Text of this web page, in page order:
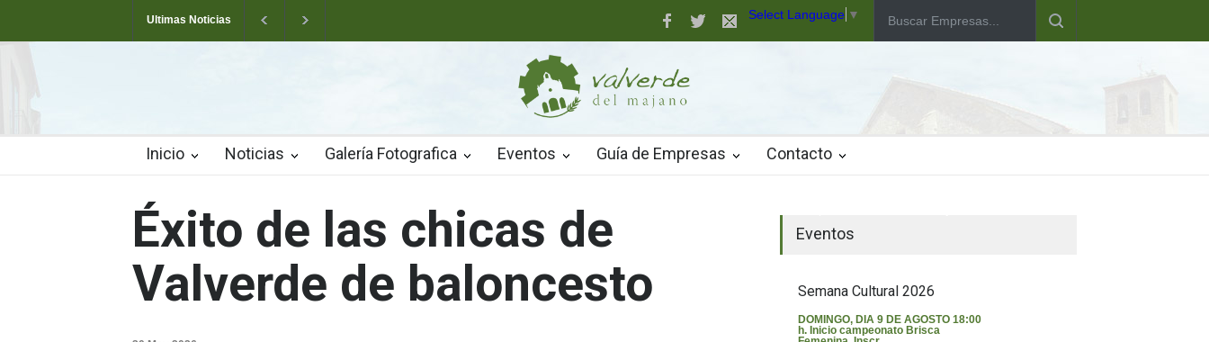
Select Language ▼
Ultimas Noticias
Taller de robótica para jóvenes
Las pistas municipales de pádel estrenan un nuevo pavimento de césped artificial de alta calidad
Inicio Noticias Galería Fotografica Eventos Guía de Empresas Contacto
Éxito de las chicas de
Valverde de baloncesto
Eventos
Semana Cultural 2026
DOMINGO, DIA 9 DE AGOSTO 18:00
h. Inicio campeonato Brisca